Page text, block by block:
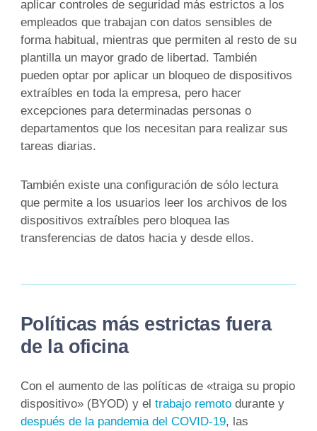
aplicar controles de seguridad más estrictos a los
empleados que trabajan con datos sensibles de
forma habitual, mientras que permiten al resto de su
plantilla un mayor grado de libertad. También
pueden optar por aplicar un bloqueo de dispositivos
extraíbles en toda la empresa, pero hacer
excepciones para determinadas personas o
departamentos que los necesitan para realizar sus
tareas diarias.
También existe una configuración de sólo lectura
que permite a los usuarios leer los archivos de los
dispositivos extraíbles pero bloquea las
transferencias de datos hacia y desde ellos.
Políticas más estrictas fuera
de la oficina
Con el aumento de las políticas de «traiga su propio
dispositivo» (BYOD) y el trabajo remotodurante y
después de la pandemia del COVID-19, las